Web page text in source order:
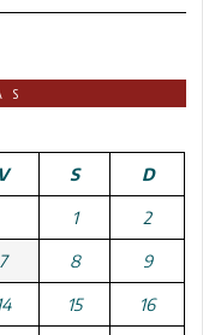
V S D
1 2
7 8 9
15 16